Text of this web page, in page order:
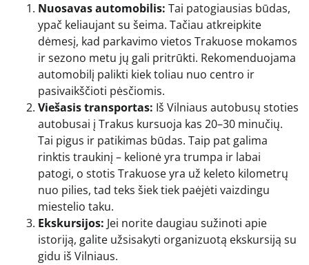
Nuosavas automobilis: Tai patogiausias būdas,
ypač keliaujant su šeima. Tačiau atkreipkite
dėmesį, kad parkavimo vietos Trakuose mokamos
ir sezono metu jų gali pritrūkti. Rekomenduojama
automobilį palikti kiek toliau nuo centro ir
pasivaikščioti pėsčiomis.
Viešasis transportas: Iš Vilniaus autobusų stoties
autobusai į Trakus kursuoja kas 20–30 minučių.
Tai pigus ir patikimas būdas. Taip pat galima
rinktis traukinį – kelionė yra trumpa ir labai
patogi, o stotis Trakuose yra už keleto kilometrų
nuo pilies, tad teks šiek tiek paėjėti vaizdingu
miestelio taku.
Ekskursijos: Jei norite daugiau sužinoti apie
istoriją, galite užsisakyti organizuotą ekskursiją su
gidu iš Vilniaus.